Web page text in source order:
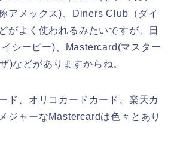
アメックス)、Diners Club（ダイ
がよく使われるみたいですが、日
シービー)、Mastercard(マスター
)などがありますからね。
ド、オリコカードカード、楽天カ
ジャーなMastercardは色々とあり